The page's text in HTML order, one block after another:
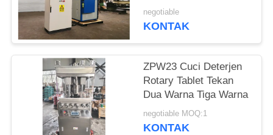
Machine
negotiable
KONTAK
ZPW23 Cuci Deterjen
Rotary Tablet Tekan
Dua Warna Tiga Warna
negotiable MOQ:1
KONTAK